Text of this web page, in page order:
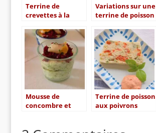
Terrine de
crevettes à la
Variations sur une
terrine de poisson
Mousse de
concombre et
Terrine de poisson
aux poivrons